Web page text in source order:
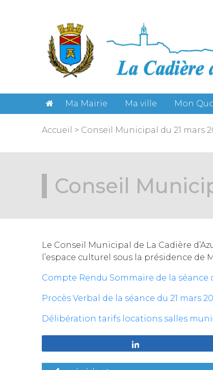
Ma Mairie Ma ville Mon
Accueil > Conseil Municipal du 21 mars
Conseil
Le Conseil Municipal de La Cadière
l’espace culturel sous la présidence de
Compte Rendu Sommaire de la séance
Procès Verbal de la séance du 21 mars
Délibération tarifs locations salles